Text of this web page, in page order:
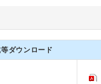
ダウンロード